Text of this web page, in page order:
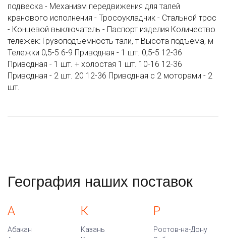
подвеска - Механизм передвижения для талей
кранового исполнения - Тросоукладчик - Стальной трос
- Концевой выключатель - Паспорт изделия Количество
тележек: Грузоподъемность тали, т Высота подъема, м
Тележки 0,5-5 6-9 Приводная - 1 шт. 0,5-5 12-36
Приводная - 1 шт. + холостая 1 шт. 10-16 12-36
Приводная - 2 шт. 20 12-36 Приводная с 2 моторами - 2
шт.
География наших поставок
А
Абакан
К
Казань
Р
Ростов-на-Дону